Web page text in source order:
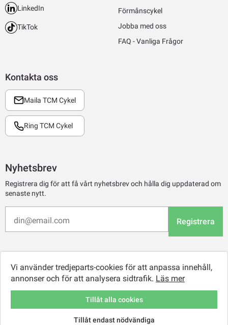
Kontakta oss
Maila TCM Cykel
Ring TCM Cykel
LinkedIn
TikTok
Förmånscykel
Jobba med oss
FAQ - Vanliga Frågor
Nyhetsbrev
Registrera dig för att få vårt nyhetsbrev och hålla dig uppdaterad om
senaste nytt.
Registrera
© 2026 TCM Online Retail AB
Vi använder tredjeparts-cookies för att anpassa innehåll,
annonser och för att analysera sidtrafik. Läs mer
Tillåt endast nödvändiga
Tillåt alla cookies